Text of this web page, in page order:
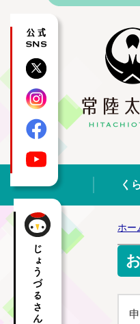
公式SNS
X
Instagram
Facebook
YouTube く
ホー